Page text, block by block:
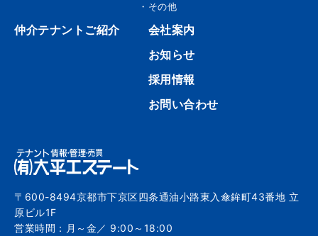
・その他
仲介テナントご紹介
会社案内
お知らせ
採用情報
お問い合わせ
〒600-8494京都市下京区四条通油小路東入傘鉾町43番地 立
原ビル1F
営業時間：月～金／ 9:00～18:00